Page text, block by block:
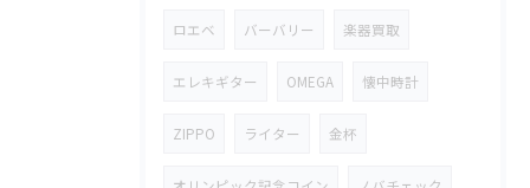
ロエベ バーバリー 楽器買取
エレキギター OMEGA 懐中時計
ZIPPO ライター 金杯